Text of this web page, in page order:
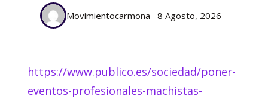
Movimientocarmona 8 Agosto, 2026
https://www.publico.es/sociedad/poner-
eventos-profesionales-machistas-